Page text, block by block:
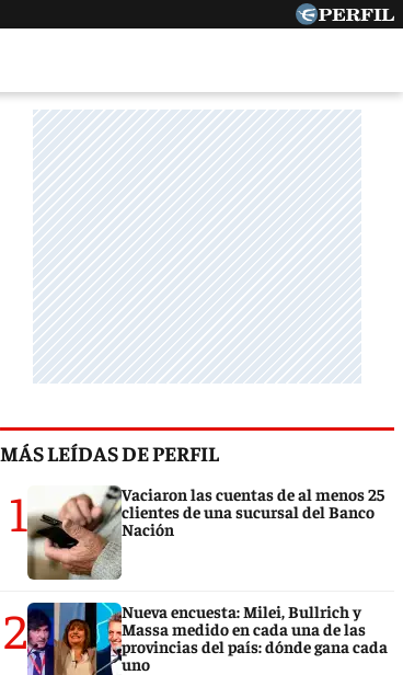
MÁS LEÍDAS DE PERFIL
1
Vaciaron las cuentas de al menos 25
clientes de una sucursal del Banco
Nación
2
Nueva encuesta: Milei, Bullrich y
Massa medido en cada una de las
provincias del país: dónde gana cada
uno